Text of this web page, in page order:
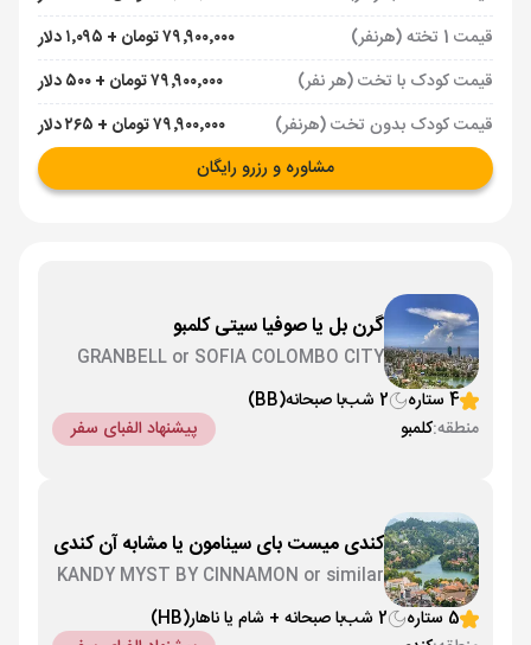
قیمت 1 تخته (هرنفر)
۷۹٬۹۰۰٬۰۰۰ تومان + ۱٬۰۹۵ دلار
قیمت کودک با تخت (هر نفر)
۷۹٬۹۰۰٬۰۰۰ تومان + ۵۰۰ دلار
قیمت کودک بدون تخت (هرنفر)
۷۹٬۹۰۰٬۰۰۰ تومان + ۲۶۵ دلار
مشاوره و رزرو رایگان
گرن بل یا صوفیا سیتی کلمبو
GRANBELL or SOFIA COLOMBO CITY
4 ستاره
2 شب با صبحانه(BB)
منطقه:کلمبو پیشنهاد الفبای سفر
کندی میست بای سینامون یا مشابه آن کندی
KANDY MYST BY CINNAMON or similar
5 ستاره
2 شب با صبحانه + شام یا ناهار(HB)